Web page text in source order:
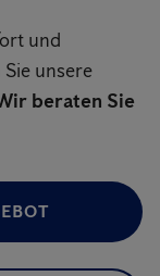
und
unsere
beraten Sie